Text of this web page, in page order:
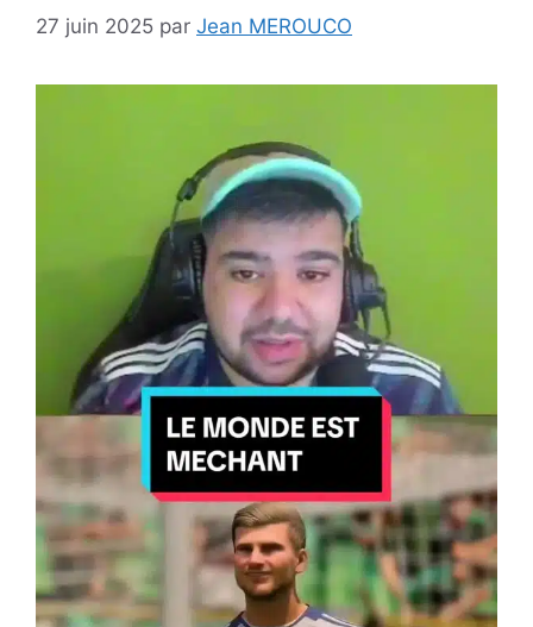
27 juin 2025 par Jean MEROUCO